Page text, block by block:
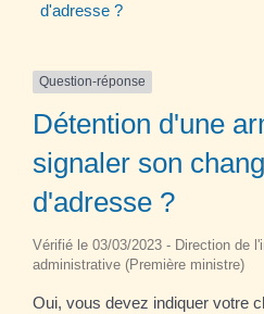
d'adresse ?
Question-réponse
Détention d'une
signaler son
d'adresse ?
Vérifié le 03/03/2023 - Direction de
administrative (Première ministre)
Oui, vous devez indiquer votre